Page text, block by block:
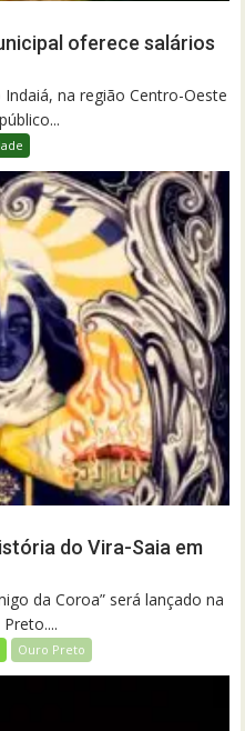
oferece salários
na região Centro-Oeste
do Vira-Saia em
da Coroa” será lançado na
Ouro Preto